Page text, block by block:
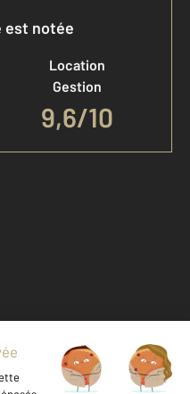
est notée
Location
Gestion
9,6/10